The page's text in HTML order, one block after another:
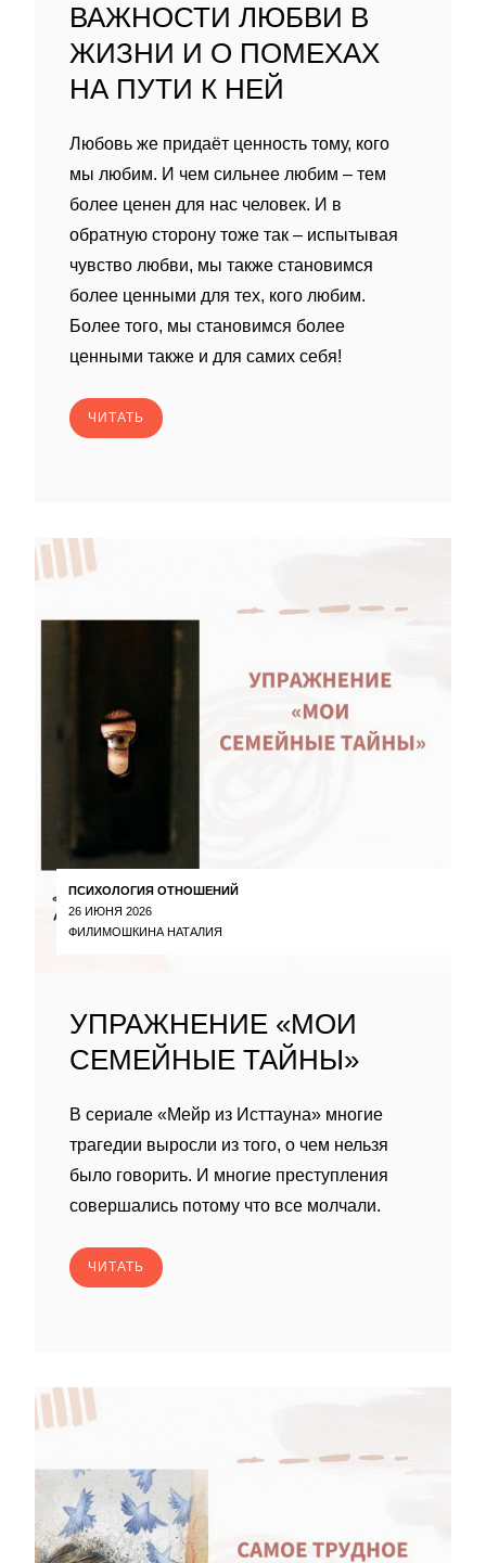
ВАЖНОСТИ ЛЮБВИ В
ЖИЗНИ И О ПОМЕХАХ
НА ПУТИ К НЕЙ
Любовь же придаёт ценность тому, кого
мы любим. И чем сильнее любим – тем
более ценен для нас человек. И в
обратную сторону тоже так – испытывая
чувство любви, мы также становимся
более ценными для тех, кого любим.
Более того, мы становимся более
ценными также и для самих себя!
ЧИТАТЬ
ПСИХОЛОГИЯ ОТНОШЕНИЙ
26 ИЮНЯ 2026
ФИЛИМОШКИНА НАТАЛИЯ
УПРАЖНЕНИЕ «МОИ
СЕМЕЙНЫЕ ТАЙНЫ»
В сериале «Мейр из Исттауна» многие
трагедии выросли из того, о чем нельзя
было говорить. И многие преступления
совершались потому что все молчали.
ЧИТАТЬ